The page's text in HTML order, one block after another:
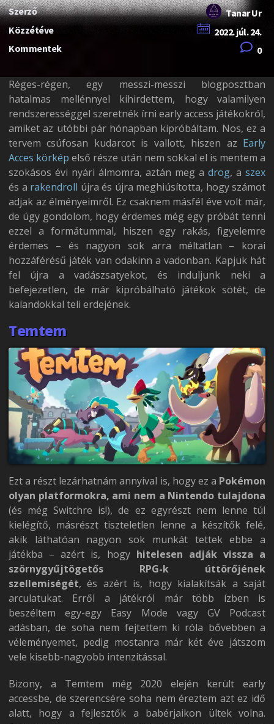
Szerző
Tanar Ur
Közzétéve
2022. júl. 24.
Kommentek
0
Réges-régen, egy messzi-messzi blogposztban
hatalmas mellénnyel kihirdettem, hogy valamilyen
rendszerességgel szeretnék írni early access játékokról,
amiket az utóbbi pár hónapban kipróbáltam. Nos, ez a
tervem csúfosan kudarcot is vallott, hiszen az Early
Acces körkép első része után nem sokkal el is mentem a
szokásos évi nyári álmomra, aztán meg a drog, a szex
és a rakendroll újra és újra meghiúsította, hogy számot
adjak az élményeimről. Ez csaknem másfél éve volt már,
de úgy gondolom, hogy érdemes még egy próbát tenni
ezzel a formátummal, hiszen egy rakás, figyelemre
érdemes – és nagyon sok arra méltatlan – korai
hozzáférésű játék van odakinn a vadonban. Kapjuk hát
fel újra a vadászsatyekot, és induljunk neki a
befejezetlen, de már kipróbálható játékok sötét, de
kalandokkal teli erdejének.
Temtem
Ezt a részt lezárhatnám annyival is, hogy ez a Pokémon
olyan platformokra, ami nem a Nintendo tulajdona
(és még Switchre is!), de ez egyrészt nem lenne túl
kielégítő, másrészt tiszteletlen lenne a készítők felé,
akik láthatóan nagyon sok munkát tettek ebbe a
játékba – azért is, hogy hitelesen adják vissza a
szörnygyűjtögetős RPG-k úttörőjének
szellemiségét, és azért is, hogy kialakítsák a saját
arculatukat. Erről a játékról már több ízben is
beszéltem egy-egy Easy Mode vagy GV Podcast
adásban, de soha nem fejtettem ki róla bővebben a
véleményemet, pedig mostanra már két éve játszom
vele kisebb-nagyobb intenzitással.
Bizony, a Temtem még 2020 elején került early
accessbe, de szerencsére soha nem éreztem azt ez idő
alatt, hogy a fejlesztők a babérjaikon ültek volna.